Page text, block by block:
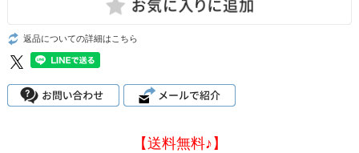
返品についての詳細はこちら
【送料無料♪】